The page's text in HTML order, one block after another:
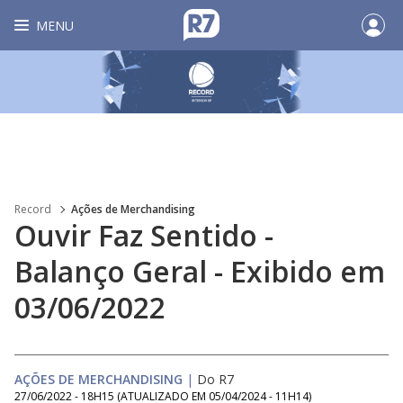
MENU
Record Ações de Merchandising
Ouvir Faz Sentido -
Balanço Geral - Exibido em
03/06/2022
AÇÕES DE MERCHANDISING | Do R7
27/06/2022 - 18H15 (ATUALIZADO EM 05/04/2024 - 11H14)